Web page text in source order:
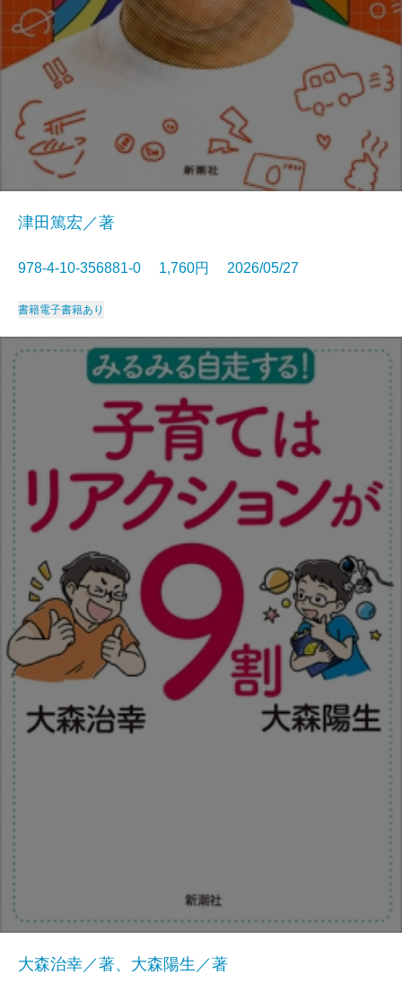
津田篤宏／著
978-4-10-356881-0 1,760円 2026/05/27
書籍電子書籍あり
大森治幸／著、大森陽生／著